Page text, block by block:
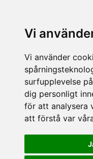
Vi
Vi använder
surfupplevelse
dig personligt
för att analysera
att förstå var